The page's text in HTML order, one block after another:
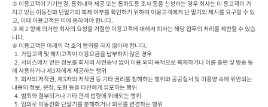
② 이용고객이 기기변경, 통화내역 제공 또는 통화도용 조사 등을 신청하는 경우 회사는 이 용고객이 가
지고 있는 이동전화 단말기의 복제 여부를 확인하기 위하여 이용고객에게 단 말기의 제시를 요구할 수 있
고, 이때 이용고객은 이에 응하여야 합니다.
③ 제 2 항에 의거한 회사의 요청을 거절한 이용고객에 대해서 회사는 해당 업무의 처리를 제한할 수 있습
니다.
④ 이용고객은 아래의 각 호의 행위를 하지 않아야 합니다.
에 사용하거나 제3자에게 제공하는 행위
내용의 정보, 문장, 도형 등을 타인에게 유포하는 행위